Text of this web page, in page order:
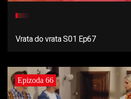
Vrata do vrata S01 Ep67
Epizoda 66